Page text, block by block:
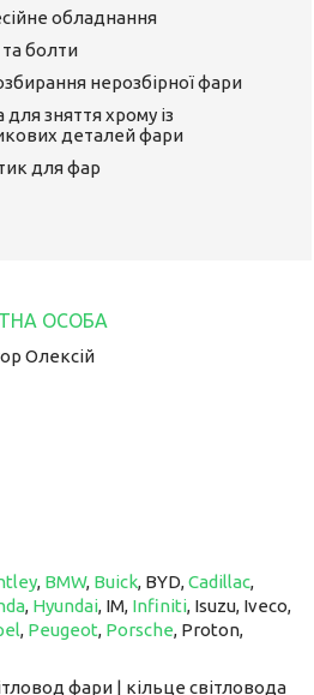
обладнання
болти
нерозбірної фари
для зняття хрому із
деталей фари
для фар
Олексій
, BMW, Buick, BYD,Cadillac,
, Hyundai, IM, ​​​​​​​ Infiniti, Isuzu, Iveco,
, Peugeot, Porsche, Proton, ​​​​​​​
фари | кільце світловода